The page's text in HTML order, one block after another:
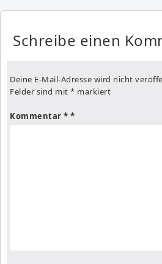
Schreibe einen
Deine E-Mail-Adresse wird nicht
Felder sind mit * markiert
Kommentar *